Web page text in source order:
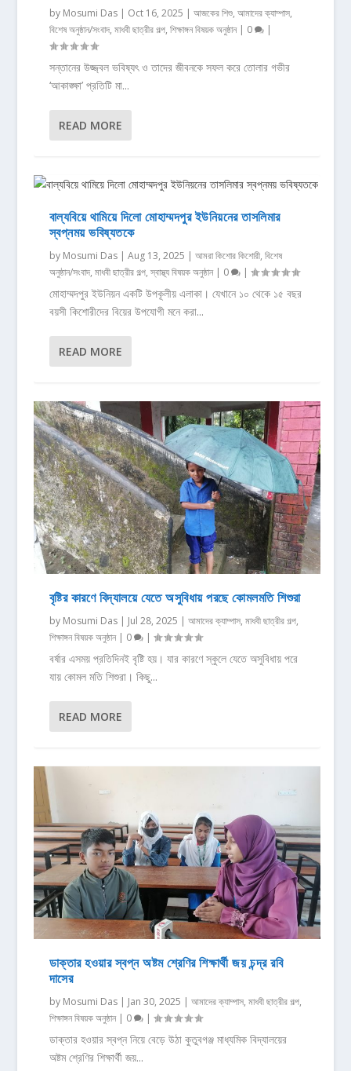
by Mosumi Das| Oct 16, 2025 | আজকের শিশু, আমাদের ক্যাম্পাস,
বিশেষ অনুষ্ঠান/সংবাদ, মাধবী ছাত্রীর গল্প, শিক্ষাঙ্গন বিষয়ক অনুষ্ঠান| 0 |
সন্তানের উজ্জ্বল ভবিষ্যৎ ও তাদের জীবনকে সফল করে তোলার গভীর
‘আকাঙ্ক্ষা’ প্রতিটি মা...
READ MORE
বাল্যবিয়ে থামিয়ে দিলো মোহাম্মদপুর ইউনিয়নের তাসলিমার
স্বপ্নময় ভবিষ্যতকে
by Mosumi Das| Aug 13, 2025 | আমরা কিশোর কিশোরী, বিশেষ
অনুষ্ঠান/সংবাদ, মাধবী ছাত্রীর গল্প, স্বাস্থ্য বিষয়ক অনুষ্ঠান| 0 |
মোহাম্মদপুর ইউনিয়ন একটি উপকূলীয় এলাকা। যেখানে ১০ থেকে ১৫ বছর
বয়সী কিশোরীদের বিয়ের উপযোগী মনে করা...
READ MORE
বৃষ্টির কারণে বিদ্যালয়ে যেতে অসুবিধায় পরছে কোমলমতি শিশুরা
by Mosumi Das| Jul 28, 2025 | আমাদের ক্যাম্পাস, মাধবী ছাত্রীর গল্প,
শিক্ষাঙ্গন বিষয়ক অনুষ্ঠান| 0 |
বর্ষার এসময় প্রতিদিনই বৃষ্টি হয়। যার কারণে স্কুলে যেতে অসুবিধায় পরে
যায় কোমল মতি শিশুরা। কিছু...
READ MORE
ডাক্তার হওয়ার স্বপ্ন অষ্টম শ্রেণির শিক্ষার্থী জয় চন্দ্র রবি
দাসের
by Mosumi Das| Jan 30, 2025 | আমাদের ক্যাম্পাস, মাধবী ছাত্রীর গল্প,
শিক্ষাঙ্গন বিষয়ক অনুষ্ঠান| 0 |
ডাক্তার হওয়ার স্বপ্ন নিয়ে বেড়ে উঠা কুতুবগঞ্জ মাধ্যমিক বিদ্যালয়ের
অষ্টম শ্রেণির শিক্ষার্থী জয়...